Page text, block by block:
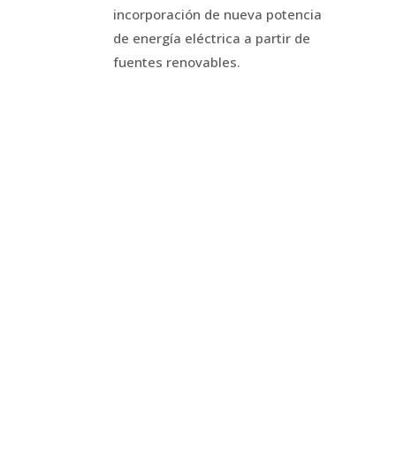
incorporación de nueva potencia
de energía eléctrica a partir de
fuentes renovables.